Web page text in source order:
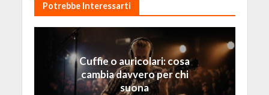
Potrebbe Interessarti
Cuffie o auricolari: cosa
cambia davvero per chi
suona